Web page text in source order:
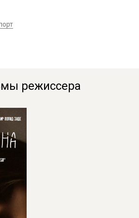
режиссера